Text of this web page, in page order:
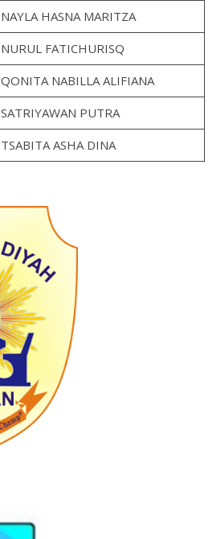
NAYLA HASNA MARITZA
NURUL FATICHURISQ
QONITA NABILLA ALIFIANA
SATRIYAWAN PUTRA
TSABITA ASHA DINA